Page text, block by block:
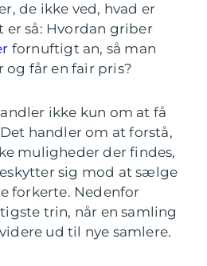
de ikke ved, hvad er
så: Hvordan griber
fornuftigt an, så man
får en fair pris?
ikke kun om at få
handler om at forstå,
muligheder der findes,
sig mod at sælge
forkerte. Nedenfor
trin, når en samling
ud til nye samlere.